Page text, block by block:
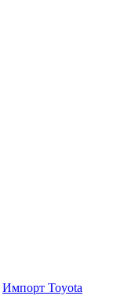
Импорт Toyota